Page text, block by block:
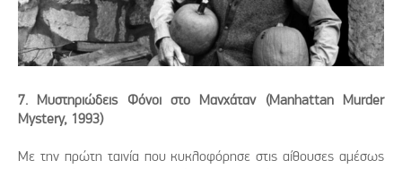
7. Μυστηριώδεις Φόνοι στο Μανχάταν (Manhattan Murder
Mystery, 1993)
Με την πρώτη ταινία που κυκλοφόρησε στις αίθουσες αμέσως